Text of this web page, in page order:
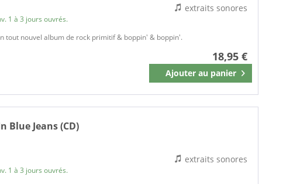
1 à 3 jours ouvrés.
tout nouvel album de rock primitif & boppin' & boppin'.
18,95 €
Ajouter au panier
Mémoriser
extraits sonores
Blue Jeans (CD)
1 à 3 jours ouvrés.
extraits sonores